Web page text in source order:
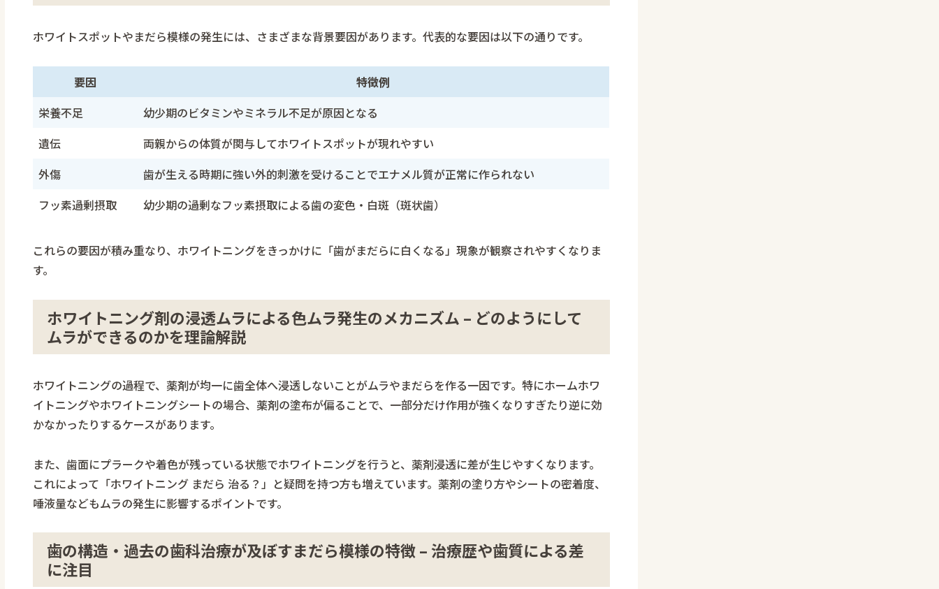
ホワイトスポットやまだら模様の発生には、さまざまな背景要因があります。代表的な要因は以下の通りです。
要因
特徴例
栄養不足
幼少期のビタミンやミネラル不足が原因となる
遺伝
両親からの体質が関与してホワイトスポットが現れやすい
外傷
歯が生える時期に強い外的刺激を受けることでエナメル質が正常に作られない
フッ素過剰摂取
幼少期の過剰なフッ素摂取による歯の変色・白斑（斑状歯）
これらの要因が積み重なり、ホワイトニングをきっかけに「歯がまだらに白くなる」現象が観察されやすくなりま
す。
ホワイトニング剤の浸透ムラによる色ムラ発生のメカニズム – どのようにして
ムラができるのかを理論解説
ホワイトニングの過程で、薬剤が均一に歯全体へ浸透しないことがムラやまだらを作る一因です。特にホームホワ
イトニングやホワイトニングシートの場合、薬剤の塗布が偏ることで、一部分だけ作用が強くなりすぎたり逆に効
かなかったりするケースがあります。
また、歯面にプラークや着色が残っている状態でホワイトニングを行うと、薬剤浸透に差が生じやすくなります。
これによって「ホワイトニング まだら 治る？」と疑問を持つ方も増えています。薬剤の塗り方やシートの密着度、
唾液量などもムラの発生に影響するポイントです。
歯の構造・過去の歯科治療が及ぼすまだら模様の特徴 – 治療歴や歯質による差
に注目